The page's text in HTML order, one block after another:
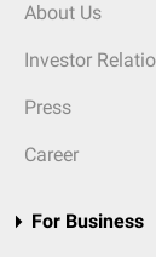
About Us
Investor
Press
Career
For Business